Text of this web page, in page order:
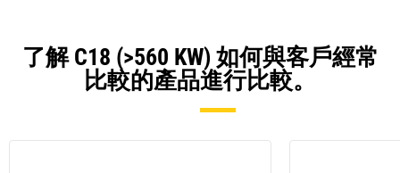
了解 C18 (>560 KW) 如何與客戶經常
比較的產品進行比較。